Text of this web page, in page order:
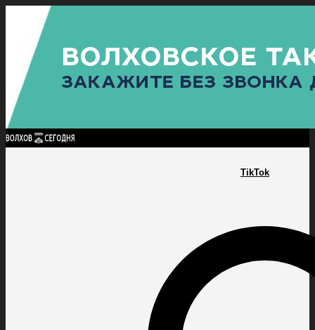
TikTok
Найти:
ГЛАВНАЯ ПОЛИТИКАПРОИСШЕСТВИЯ ПРОКУРАТУРАСПОРТ
ПОЛИТИКА
КУЛЬТУРА
ПОСЕЛЕНИЯ